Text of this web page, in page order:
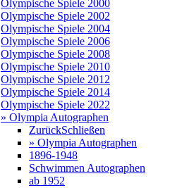
Olympische Spiele 2000
Olympische Spiele 2002
Olympische Spiele 2004
Olympische Spiele 2006
Olympische Spiele 2008
Olympische Spiele 2010
Olympische Spiele 2012
Olympische Spiele 2014
Olympische Spiele 2022
» Olympia Autographen
ZurückSchließen
» Olympia Autographen
1896-1948
Schwimmen Autographen
ab 1952